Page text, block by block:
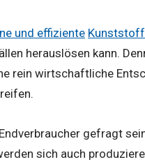
und effiziente
herauslösen kann.
rein wirtschaftliche
gefragt
sich auch